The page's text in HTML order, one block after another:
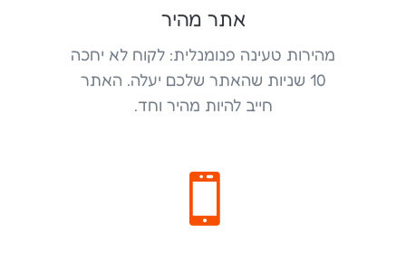
אתר מהיר
מהירות טעינה פנומנלית: לקוח לא יחכה
10 שניות שהאתר שלכם יעלה. האתר
חייב להיות מהיר וחד.
